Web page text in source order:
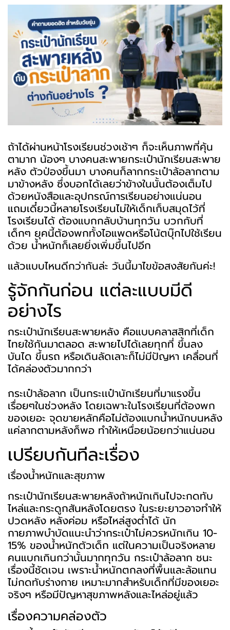
ถ้าได้ผ่านหน้าโรงเรียนช่วงเช้าๆ ก็จะเห็นภาพที่คุ้น
ตามาก น้องๆ บางคนสะพายกระเป๋านักเรียนสะพาย
หลัง ตัวป่องขึ้นมา บางคนก็ลากกระเป๋าล้อลากตาม
มาข้างหลัง ซึ่งบอกได้เลยว่าข้างในนั้นต้องเต็มไป
ด้วยหนังสือและอุปกรณ์การเรียนอย่างแน่นอน
แถมเดี๋ยวนี้หลายโรงเรียนไม่ให้เด็กเก็บสมุดไว้ที่
โรงเรียนได้ ต้องแบกกลับบ้านทุกวัน บวกกับที่
เด็กๆ ยุคนี้ต้องพกทั้งไอแพดหรือโน้ตบุ๊กไปใช้เรียน
ด้วย น้ำหนักก็เลยยิ่งเพิ่มขึ้นไปอีก
แล้วแบบไหนดีกว่ากันล่ะ วันนี้มาไขข้อสงสัยกันค่ะ!
รู้จักกันก่อน แต่ละแบบมีดี
อย่างไร
กระเป๋านักเรียนสะพายหลัง คือแบบคลาสสิกที่เด็ก
ไทยใช้กันมาตลอด สะพายไปได้เลยทุกที่ ขึ้นลง
บันได ขึ้นรถ หรือเดินลัดเลาะก็ไม่มีปัญหา เคลื่อนที่
ได้คล่องตัวมากกว่า
กระเป๋าล้อลาก เป็นกระเเป๋านักเรียนที่มาแรงขึ้น
เรื่อยๆในช่วงหลัง โดยเฉพาะในโรงเรียนที่ต้องพก
ของเยอะ จุดขายหลักคือไม่ต้องแบกน้ำหนักบนหลัง
แค่ลากตามหลังก็พอ ทำให้เหนื่อยน้อยกว่าแน่นอน
เปรียบกันทีละเรื่อง
เรื่องน้ำหนักและสุขภาพ
กระเป๋านักเรียนสะพายหลังถ้าหนักเกินไปจะกดทับ
ไหล่และกระดูกสันหลังโดยตรง ในระยะยาวอาจทำให้
ปวดหลัง หลังค่อม หรือไหล่สูงต่ำได้ นัก
กายภาพบำบัดแนะนำว่ากระเป๋าไม่ควรหนักเกิน 10-
15% ของน้ำหนักตัวเด็ก แต่ในความเป็นจริงหลาย
คนแบกเกินกว่านั้นมากทุกวัน กระเป๋าล้อลาก ชนะ
เรื่องนี้ชัดเจน เพราะน้ำหนักตกลงที่พื้นและล้อแทน
ไม่กดทับร่างกาย เหมาะมากสำหรับเด็กที่มีของเยอะ
จริงๆ หรือมีปัญหาสุขภาพหลังและไหล่อยู่แล้ว
เรื่องความคล่องตัว